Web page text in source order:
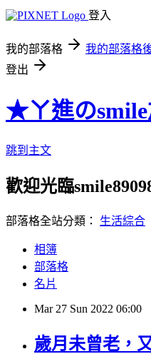
登入
我的部落格 我的部落格
登出
★ㄚ進の
跳到主文
歡迎光臨
部落格全站分類： 生活綜合
相簿
部落格
名片
Mar 27 Sun 2022 06:00
歲月未曾老，